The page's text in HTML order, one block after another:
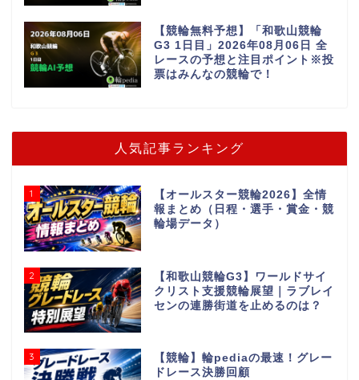
【競輪無料予想】「和歌山競輪
G3 1日目」2026年08月06日 全
レースの予想と注目ポイント※投
票はみんなの競輪で！
人気記事ランキング
1
【オールスター競輪2026】全情
報まとめ（日程・選手・賞金・競
輪場データ）
2
【和歌山競輪G3】ワールドサイ
クリスト支援競輪展望｜ラブレイ
センの連勝街道を止めるのは？
3
【競輪】輪pediaの最速！グレー
ドレース決勝回顧